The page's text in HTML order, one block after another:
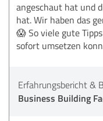
angeschaut hat und
hat. Wir haben das
😱 So viele gute
sofort umsetzen
Erfahrungsbericht &
Business Building